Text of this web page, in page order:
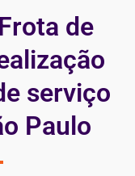
de
serviço
Paulo